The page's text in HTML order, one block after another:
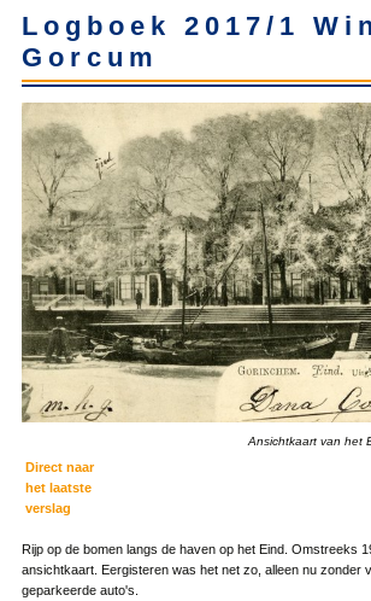
Logboek 2017/1
Gorcum
Ansichtkaart van het
Direct naar
het laatste
verslag
Rijp op de bomen langs de haven op het Eind. Omstreeks
ansichtkaart. Eergisteren was het net zo, alleen nu zonder
geparkeerde auto's.